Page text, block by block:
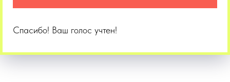
Спасибо! Ваш голос учтен!